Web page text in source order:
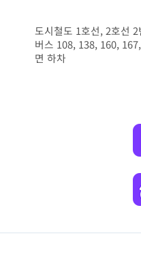
도시철도 1호선, 2호선 2
버스 108, 138, 160,
면 하차